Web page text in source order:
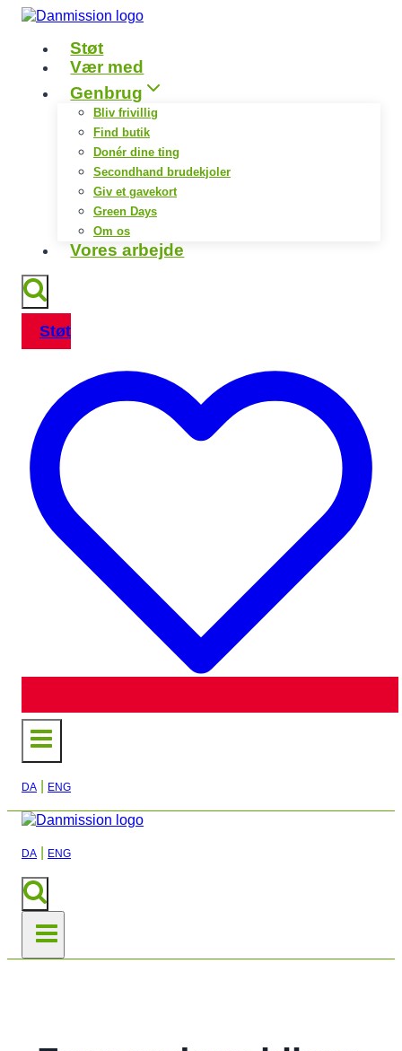
Fortsæt
indhold
Støt
Vær med
Genbrug
Bliv frivillig
Find butik
Donér dine ting
Secondhand brudekjoler
Giv et gavekort
Green Days
Om os
Vores arbejde
Støt
DA ENG
DA ENG